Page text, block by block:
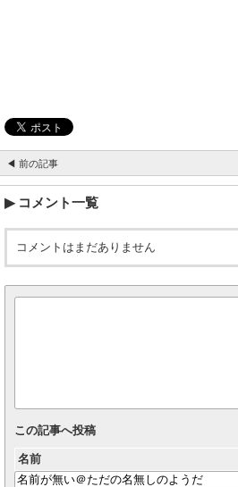
◀ 前の記事
コメント一覧
コメントはまだありません
この記事へ投稿
名前